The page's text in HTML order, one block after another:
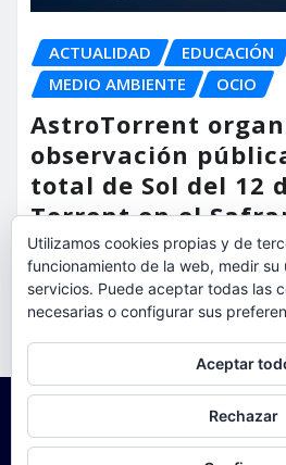
ACTUALIDAD
EDUCACIÓN
MEDIO AMBIENTE
OCIO
AstroTorrent
observación
total de Sol del 12
Torrent en el
las vías del AVE
torrent al dia Ago 5,
Utilizamos cookies propias y de
funcionamiento de la web, medir su
servicios. Puede aceptar todas las
necesarias o configurar sus
Aceptar
Rechazar
Para obtener más información, incluido